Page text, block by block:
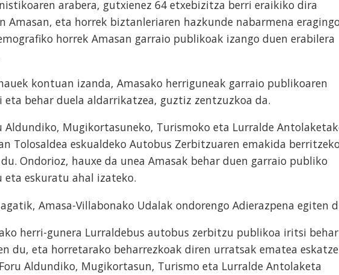
arabera, gutxienez 64 etxebizitza berri eraikiko dira
Amasan, eta horrek biztanleriaren hazkunde nabarmena
horrek Amasan garraio publikoak izango duen erabilera
kontuan izanda, Amasako herriguneak garraio publikoaren
eta behar duela aldarrikatzea, guztiz zentzuzkoa da.
Aldundiko, Mugikortasuneko, Turismoko eta Lurralde
Tolosaldea eskualdeko Autobus Zerbitzuaren emakida
Ondorioz, hauxe da unea Amasak behar duen garraio publiko
eta eskuratu ahal izateko.
Amasa-Villabonako Udalak ondorengo Adierazpena egiten
herri-gunera Lurraldebus autobus zerbitzu publikoa iritsi behar
du, eta horretarako beharrezkoak diren urratsak ematea
Aldundiko, Mugikortasun, Turismo eta Lurralde Antolaketa